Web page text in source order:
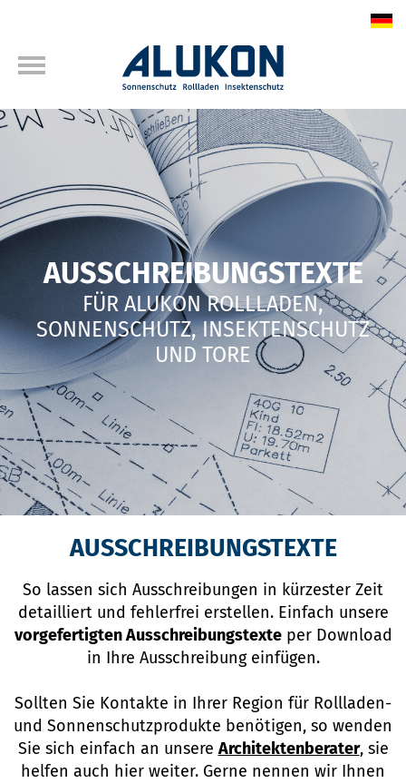
AUSSCHREIBUNGS­TEXTE
FÜR ALUKON ROLLLADEN,
SONNENSCHUTZ, INSEKTENSCHUTZ
UND TORE
AUSSCHREIBUNGSTEXTE
So lassen sich Ausschreibungen in kürzester Zeit
detailliert und fehlerfrei erstellen. Einfach unsere
vorgefertigten Ausschreibungstexteper Download
in Ihre Ausschreibung einfügen.
Sollten Sie Kontakte in Ihrer Region für Rollladen-
und Sonnenschutzprodukte benötigen, so wenden
Sie sich einfach an unsereArchitektenberater, sie
helfen auch hier weiter. Gerne nennen wir Ihnen